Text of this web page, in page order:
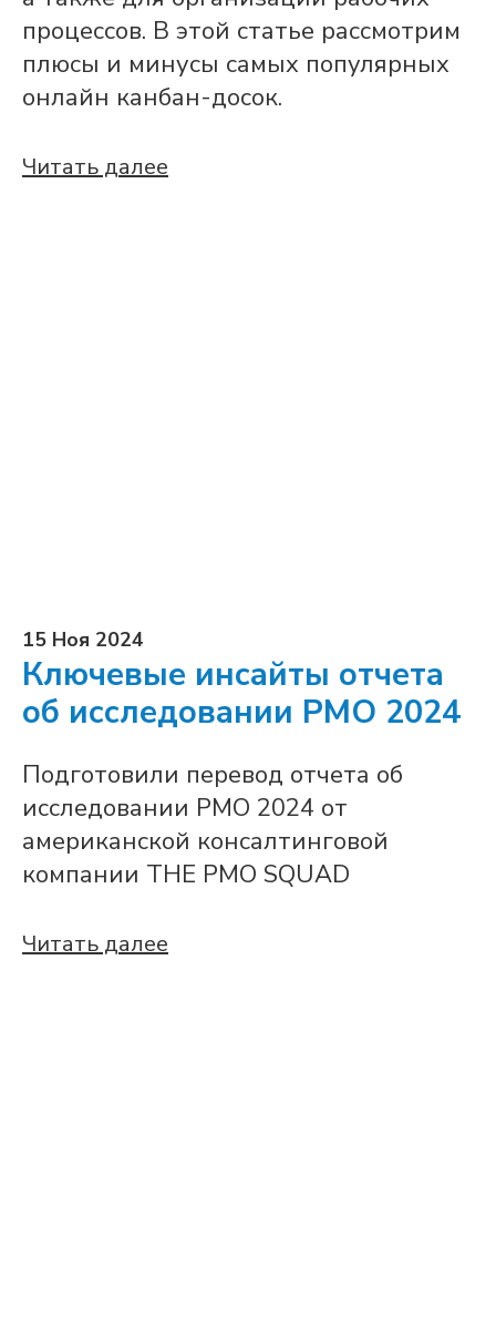
процессов. В этой статье рассмотрим
плюсы и минусы самых популярных
онлайн канбан-досок.
Читать далее
15 Ноя 2024
Ключевые инсайты отчета
об исследовании PMO 2024
Подготовили перевод отчета об
исследовании PMO 2024 от
американской консалтинговой
компании THE PMO SQUAD
Читать далее